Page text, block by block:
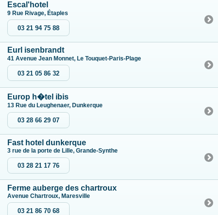
Escal'hotel
9 Rue Rivage, Étaples
03 21 94 75 88
Eurl isenbrandt
41 Avenue Jean Monnet, Le Touquet-Paris-Plage
03 21 05 86 32
Europ h�tel ibis
13 Rue du Leughenaer, Dunkerque
03 28 66 29 07
Fast hotel dunkerque
3 rue de la porte de Lille, Grande-Synthe
03 28 21 17 76
Ferme auberge des chartroux
Avenue Chartroux, Maresville
03 21 86 70 68